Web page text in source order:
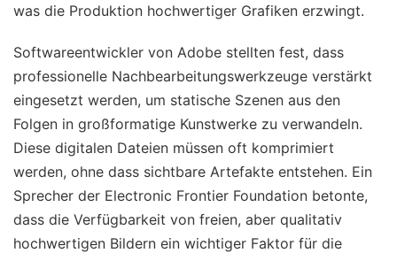
was die Produktion hochwertiger Grafiken erzwingt.
Softwareentwickler von Adobe stellten fest, dass
professionelle Nachbearbeitungswerkzeuge verstärkt
eingesetzt werden, um statische Szenen aus den
Folgen in großformatige Kunstwerke zu verwandeln.
Diese digitalen Dateien müssen oft komprimiert
werden, ohne dass sichtbare Artefakte entstehen. Ein
Sprecher der Electronic Frontier Foundation betonte,
dass die Verfügbarkeit von freien, aber qualitativ
hochwertigen Bildern ein wichtiger Faktor für die